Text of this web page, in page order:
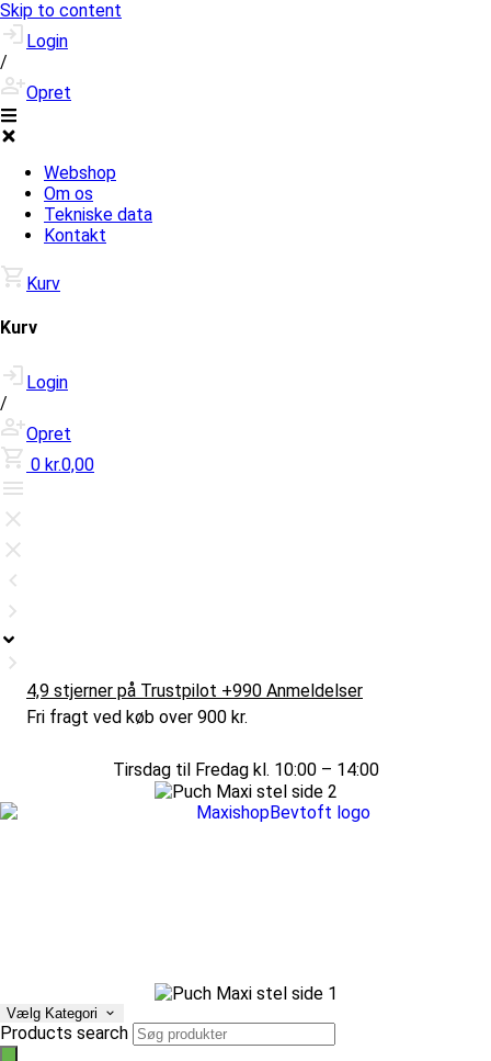
Skip to content
Login
/
Opret
Webshop
Om os
Tekniske data
Kontakt
Kurv
Kurv
Login
/
Opret
0 kr.0,00
4,9 stjerner på Trustpilot +990 Anmeldelser
Fri fragt ved køb over 900 kr.
Tirsdag til Fredag kl. 10:00 – 14:00
Vælg Kategori
Products search